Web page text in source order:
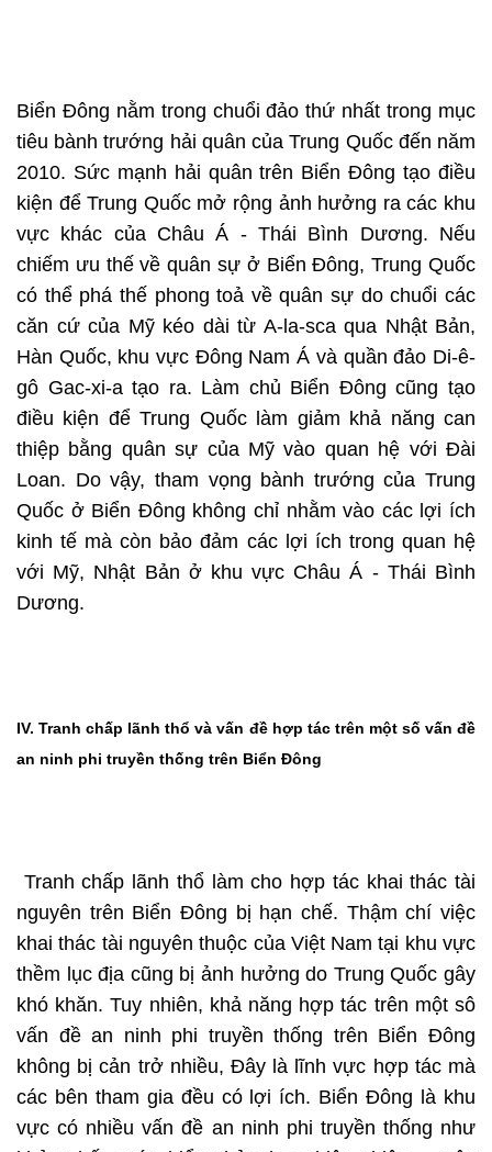
Biển Đông nằm trong chuổi đảo thứ nhất trong mục
tiêu bành trướng hải quân của Trung Quốc đến năm
2010. Sức mạnh hải quân trên Biển Đông tạo điều
kiện để Trung Quốc mở rộng ảnh hưởng ra các khu
vực khác của Châu Á - Thái Bình Dương. Nếu
chiếm ưu thế về quân sự ở Biển Đông, Trung Quốc
có thể phá thế phong toả về quân sự do chuổi các
căn cứ của Mỹ kéo dài từ A-la-sca qua Nhật Bản,
Hàn Quốc, khu vực Đông Nam Á và quần đảo Di-ê-
gô Gac-xi-a tạo ra. Làm chủ Biển Đông cũng tạo
điều kiện để Trung Quốc làm giảm khả năng can
thiệp bằng quân sự của Mỹ vào quan hệ với Đài
Loan. Do vậy, tham vọng bành trướng của Trung
Quốc ở Biển Đông không chỉ nhằm vào các lợi ích
kinh tế mà còn bảo đảm các lợi ích trong quan hệ
với Mỹ, Nhật Bản ở khu vực Châu Á - Thái Bình
Dương.
IV.Tranh chấp lãnh thổ và vấn đề hợp tác trên một số vấn đề
an ninh phi truyền thống trên Biển Đông
Tranh chấp lãnh thổ làm cho hợp tác khai thác tài
nguyên trên Biển Đông bị hạn chế. Thậm chí việc
khai thác tài nguyên thuộc của Việt Nam tại khu vực
thềm lục địa cũng bị ảnh hưởng do Trung Quốc gây
khó khăn. Tuy nhiên, khả năng hợp tác trên một sô
vấn đề an ninh phi truyền thống trên Biển Đông
không bị cản trở nhiều, Đây là lĩnh vực hợp tác mà
các bên tham gia đều có lợi ích. Biển Đông là khu
vực có nhiều vấn đề an ninh phi truyền thống như